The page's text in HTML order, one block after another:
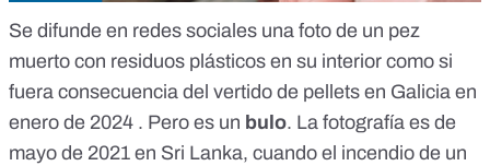
Se difunde en redes sociales una foto de un pez
muerto con residuos plásticos en su interior como si
fuera consecuencia del vertido de pellets en Galicia en
enero de 2024 . Pero es un bulo. La fotografía es de
mayo de 2021 en Sri Lanka, cuando el incendio de un